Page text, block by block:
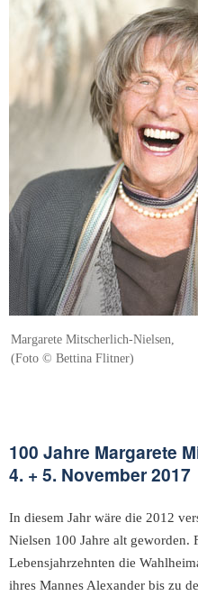
Margarete Mitscherlich-Nielsen,
(Foto © Bettina Flitner)
100 Jahre Margarete
4. + 5. November 2017
In diesem Jahr wäre die 2012
Nielsen 100 Jahre alt
Lebensjahrzehnten die
ihres Mannes Alexander bis zu